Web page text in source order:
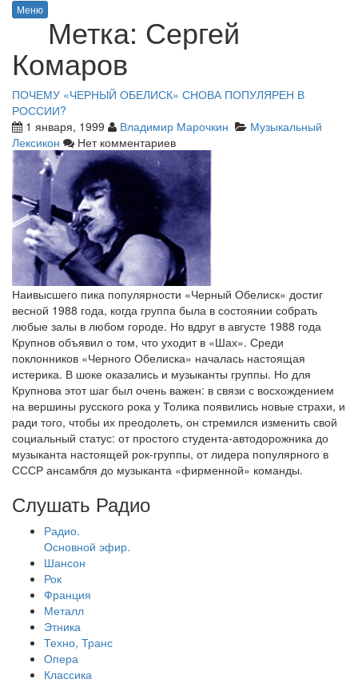
Меню
Метка: Сергей
Комаров
ПОЧЕМУ «ЧЕРНЫЙ ОБЕЛИСК» СНОВА ПОПУЛЯРЕН В
РОССИИ?
1 января, 1999
Владимир Марочкин
Музыкальный
Лексикон
Нет комментариев
Наивысшего пика популярности «Черный Обелиск» достиг
весной 1988 года, когда группа была в состоянии собрать
любые залы в любом городе. Но вдруг в августе 1988 года
Крупнов объявил о том, что уходит в «Шах». Среди
поклонников «Черного Обелиска» началась настоящая
истерика. В шоке оказались и музыканты группы. Но для
Крупнова этот шаг был очень важен: в связи с восхождением
на вершины русского рока у Толика появились новые страхи, и
ради того, чтобы их преодолеть, он стремился изменить свой
социальный статус: от простого студента-автодорожника до
музыканта настоящей рок-группы, от лидера популярного в
СССР ансамбля до музыканта «фирменной» команды.
Слушать Радио
Радио.
Основной эфир.
Шансон
Рок
Франция
Металл
Этника
Техно, Транс
Опера
Классика